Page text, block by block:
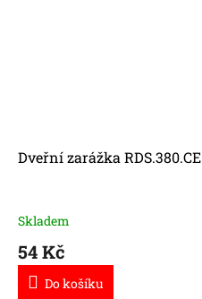
Dveřní zarážka RDS.380.CE
Skladem
54 Kč
Do košíku